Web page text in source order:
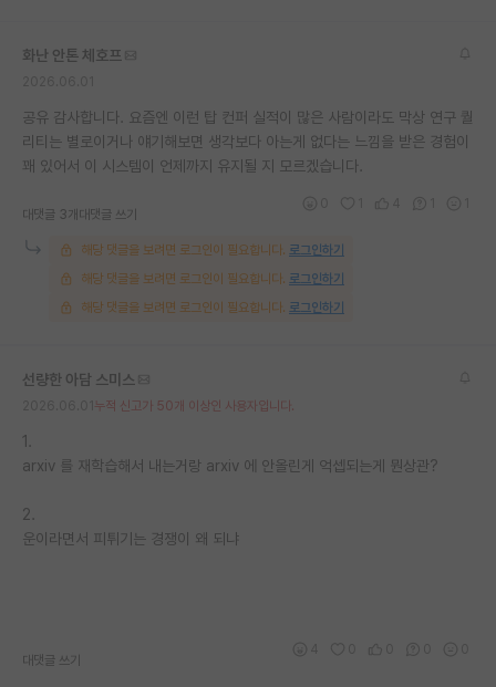
화난 안톤 체호프
공유 감사합니다. 요즘엔 이런 탑 컨퍼 실적이 많은 사람이라도 막상 연구 퀄
리티는 별로이거나 얘기해보면 생각보다 아는게 없다는 느낌을 받은 경험이
꽤 있어서 이 시스템이 언제까지 유지될 지 모르겠습니다.
대댓글 3개 대댓글 쓰기
해당 댓글을 보려면 로그인이 필요합니다. 로그인하기
해당 댓글을 보려면 로그인이 필요합니다. 로그인하기
해당 댓글을 보려면 로그인이 필요합니다. 로그인하기
선량한 아담 스미스
누적 신고가 50개 이상인 사용자입니다.
1.
arxiv 를 재학습해서 내는거랑 arxiv 에 안올린게 억셉되는게 뭔상관?
2.
운이라면서 피튀기는 경쟁이 왜 되냐
대댓글 쓰기